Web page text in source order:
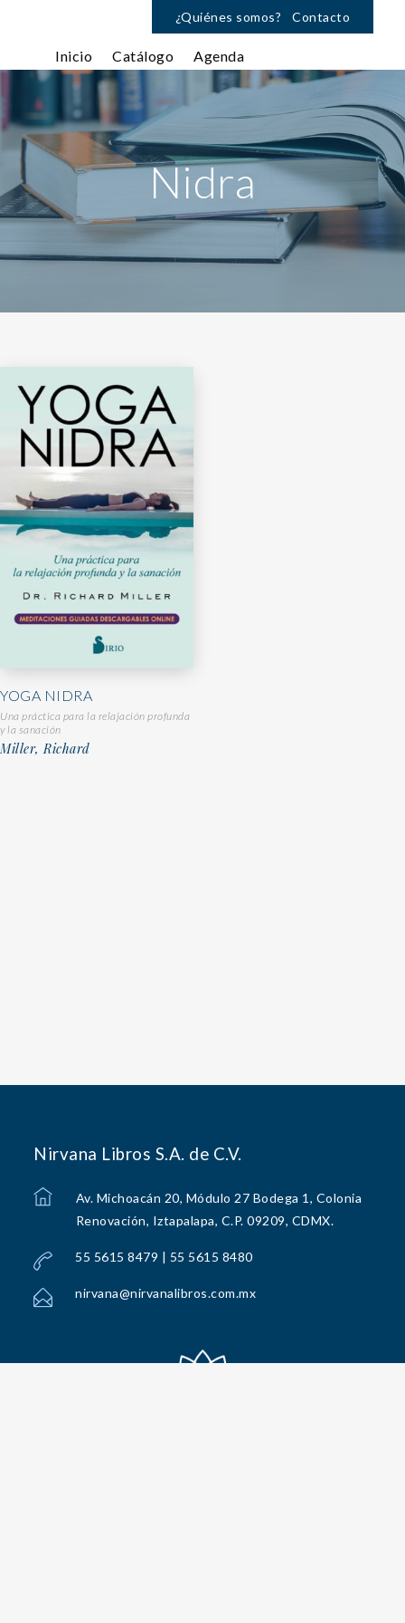
¿Quiénes somos? Contacto
Inicio Catálogo Agenda
Nidra
YOGA NIDRA
Una práctica para la relajación profunda
y la sanación
Miller, Richard
Nirvana Libros S.A. de C.V.
Av. Michoacán 20, Módulo 27 Bodega 1, Colonia
Renovación, Iztapalapa, C.P. 09209, CDMX.
55 5615 8479 | 55 5615 8480
nirvana@nirvanalibros.com.mx